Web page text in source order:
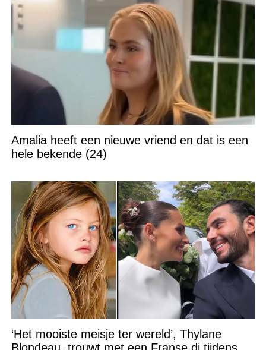
Amalia heeft een nieuwe vriend en dat is een
hele bekende (24)
‘Het mooiste meisje ter wereld’, Thylane